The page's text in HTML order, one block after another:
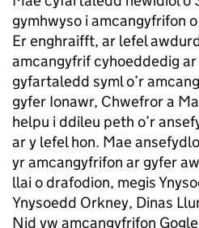
gymhwyso i amcangyfrifon
Er enghraifft, ar lefel
amcangyfrif cyhoeddedig
gyfartaledd syml o’r
gyfer Ionawr, Chwefror a
helpu i ddileu peth o’r
ar y lefel hon. Mae
yr amcangyfrifon ar gyfer
llai o drafodion, megis
Ynysoedd Orkney, Dinas
Nid yw amcangyfrifon